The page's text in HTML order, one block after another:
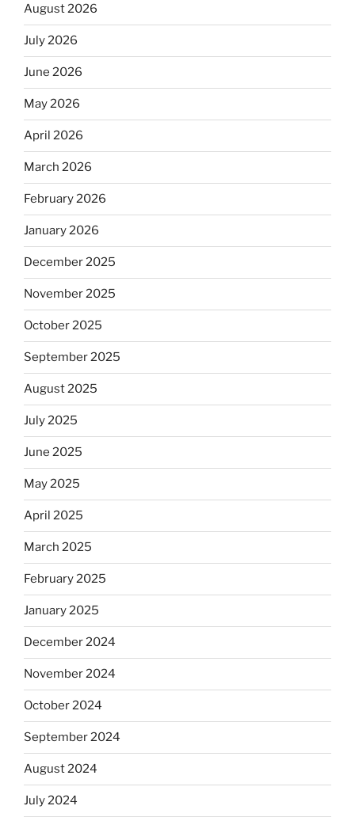
August 2026
July 2026
June 2026
May 2026
April 2026
March 2026
February 2026
January 2026
December 2025
November 2025
October 2025
September 2025
August 2025
July 2025
June 2025
May 2025
April 2025
March 2025
February 2025
January 2025
December 2024
November 2024
October 2024
September 2024
August 2024
July 2024